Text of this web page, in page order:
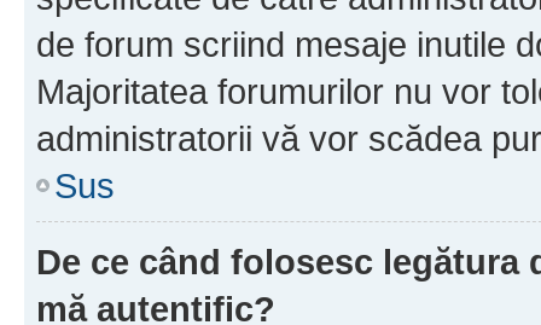
de forum scriind mesaje inutile
Majoritatea forumurilor nu vor
administratorii vă vor scădea
Sus
De ce când folosesc
mă autentific?